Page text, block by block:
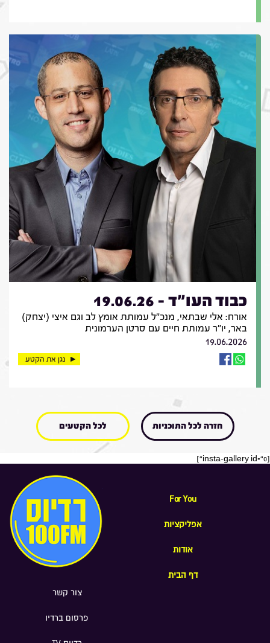
כבוד העו"ד - 19.06.26
אורח: אלי שבתאי, מנכ"ל עמותת אומץ לב וגם איצי (יצחק)
באר, יו"ר עמותת חיים עם סרטן הערמונית
19.06.2026
נגן את הקטע
חזרה לכל התוכניות לכל הקטעים
[insta-gallery id="0"]
For You
אפליקציות
אודות
דף הבית
צור קשר
פרסום ברדיו